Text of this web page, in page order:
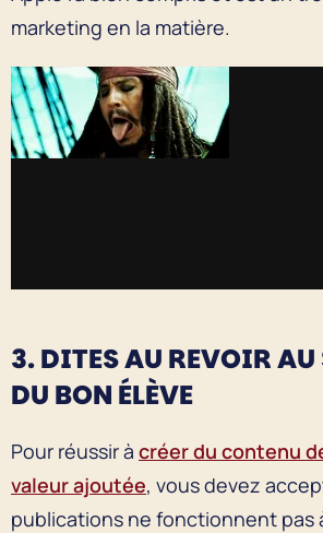
marketing en la matière.
3. DITES AU REVOIR AU
DU BON ÉLÈVE
Pour réussir à créer du contenu
valeur ajoutée, vous devez
publications ne fonctionnent pas